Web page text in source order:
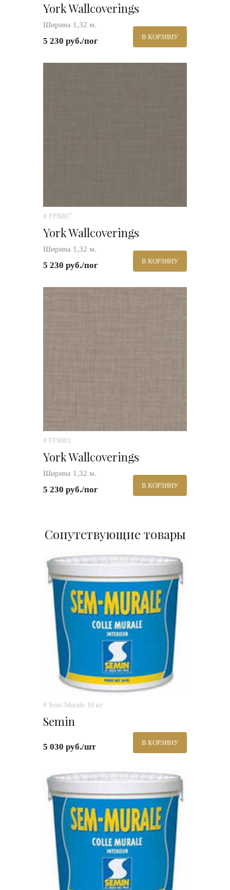
York Wallcoverings
Ширина 1,32 м.
5 230 руб./пог В КОРЗИНУ
# FF8007
York Wallcoverings
Ширина 1,32 м.
5 230 руб./пог В КОРЗИНУ
# FF8001
York Wallcoverings
Ширина 1,32 м.
5 230 руб./пог В КОРЗИНУ
Сопутствующие товары
# Sem-Murale 10 кг.
Semin
5 030 руб./шт В КОРЗИНУ